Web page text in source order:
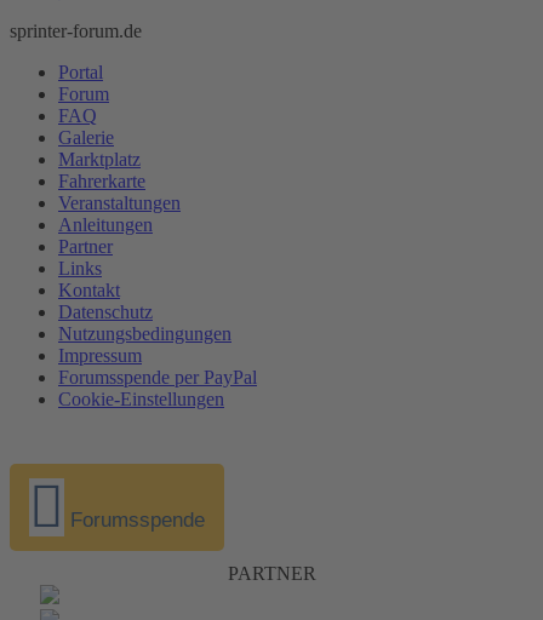
sprinter-forum.de
Portal
Forum
FAQ
Galerie
Marktplatz
Fahrerkarte
Veranstaltungen
Anleitungen
Partner
Links
Kontakt
Datenschutz
Nutzungsbedingungen
Impressum
Forumsspende per PayPal
Cookie-Einstellungen
Forumsspende
PARTNER